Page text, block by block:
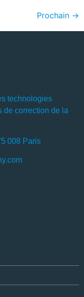
Prochain →
technologies
de correction de la
008 Paris